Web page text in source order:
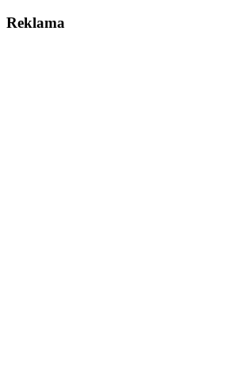
Reklama